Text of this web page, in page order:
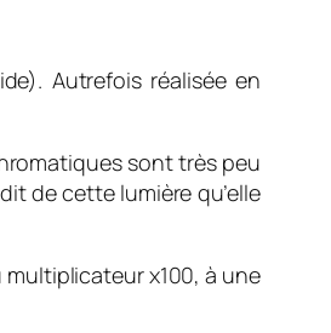
Autrefois réalisée en
sont très peu
de cette lumière qu’elle
x100, à une